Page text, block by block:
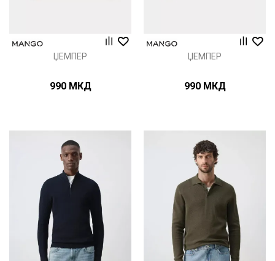
ЏЕМПЕР
990 МКД
ЏЕМПЕР
990 МКД